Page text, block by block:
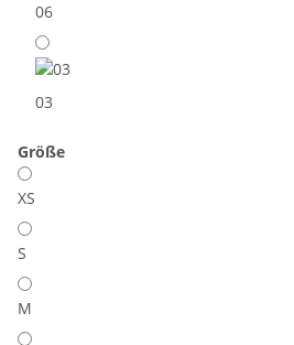
06
03
Größe
XS
S
M